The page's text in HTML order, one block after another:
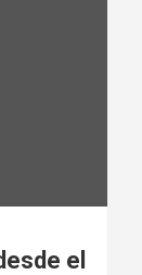
el